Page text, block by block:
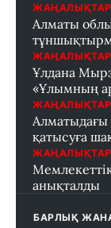
ЖАҢАЛЫҚТАР
Алматы
ЖАҢАЛЫҚТАР
Ұлдана
«Ұлымның
ЖАҢАЛЫҚТАР
Алматыдағы
қатысуға
ЖАҢАЛЫҚТАР
анықталды
БАРЛЫҚ